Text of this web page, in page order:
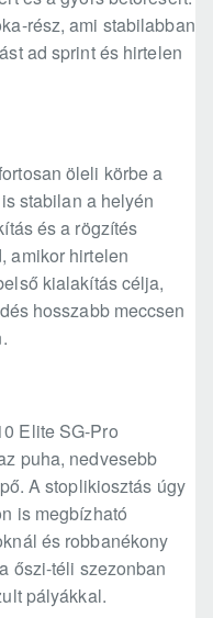
rész, ami stabilabban
ad sprint és hirtelen
öleli körbe a
stabilan a helyén
és a rögzítés
amikor hirtelen
kialakítás célja,
hosszabb meccsen
Elite SG-Pro
puha, nedvesebb
A stoplikiosztás úgy
is megbízható
és robbanékony
őszi-téli szezonban
pályákkal.